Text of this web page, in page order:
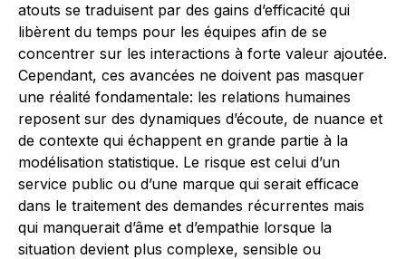
atouts se traduisent par des gains d’efficacité qui
libèrent du temps pour les équipes afin de se
concentrer sur les interactions à forte valeur ajoutée.
Cependant, ces avancées ne doivent pas masquer
une réalité fondamentale: les relations humaines
reposent sur des dynamiques d’écoute, de nuance et
de contexte qui échappent en grande partie à la
modélisation statistique. Le risque est celui d’un
service public ou d’une marque qui serait efficace
dans le traitement des demandes récurrentes mais
qui manquerait d’âme et d’empathie lorsque la
situation devient plus complexe, sensible ou